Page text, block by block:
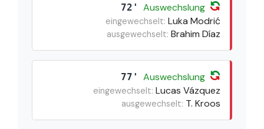
72' Auswechslung
eingewechselt: Luka Modrić
ausgewechselt: Brahim Díaz
77' Auswechslung
eingewechselt: Lucas Vázquez
ausgewechselt: T. Kroos